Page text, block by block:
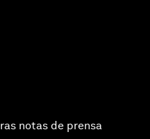
notas de prensa